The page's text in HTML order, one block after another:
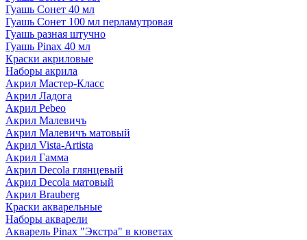
Гуашь Сонет 40 мл
Гуашь Сонет 100 мл перламутровая
Гуашь разная штучно
Гуашь Pinax 40 мл
Краски акриловые
Наборы акрила
Акрил Мастер-Класс
Акрил Ладога
Акрил Pebeo
Акрил Малевичъ
Акрил Малевичъ матовый
Акрил Vista-Artista
Акрил Гамма
Акрил Decola глянцевый
Акрил Decola матовый
Акрил Brauberg
Краски акварельные
Наборы акварели
Акварель Pinax "Экстра" в кюветах